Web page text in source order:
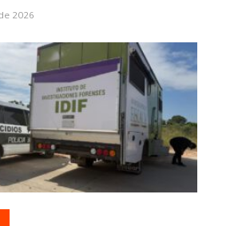
2026